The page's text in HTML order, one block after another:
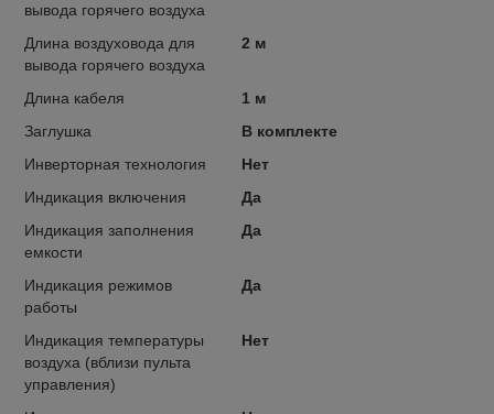
вывода горячего воздуха
Длина воздуховода для
вывода горячего воздуха
2 м
Длина кабеля
1 м
Заглушка
В комплекте
Инверторная технология
Нет
Индикация включения
Да
Индикация заполнения
емкости
Да
Индикация режимов
работы
Да
Индикация температуры
воздуха (вблизи пульта
управления)
Нет